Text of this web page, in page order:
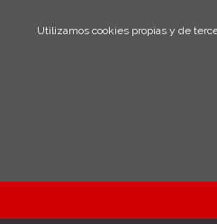
Utilizamos cookies propias y de